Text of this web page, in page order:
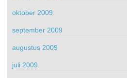
oktober 2009
september 2009
augustus 2009
juli 2009